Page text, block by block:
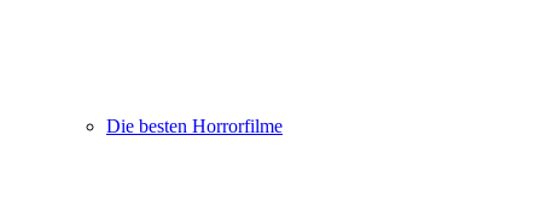
Die besten Horrorfilme